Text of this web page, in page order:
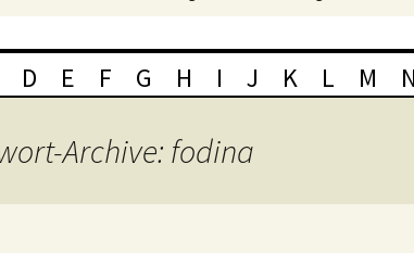
D E F G H I J K L M N
Archive: fodina